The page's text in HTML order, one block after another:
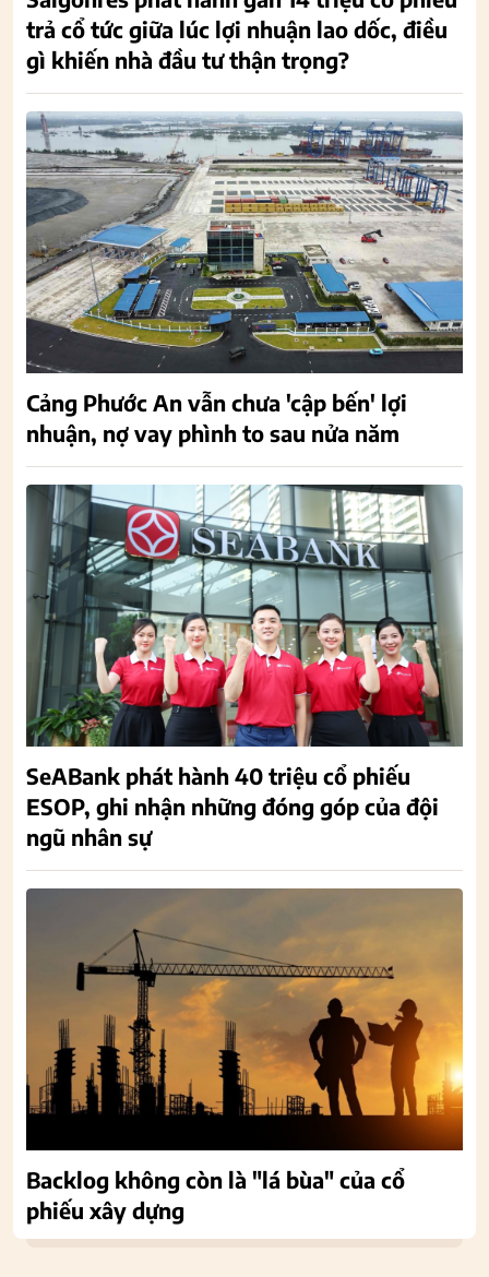
trả cổ tức giữa lúc lợi nhuận lao dốc, điều
gì khiến nhà đầu tư thận trọng?
Cảng Phước An vẫn chưa 'cập bến' lợi
nhuận, nợ vay phình to sau nửa năm
SeABank phát hành 40 triệu cổ phiếu
ESOP, ghi nhận những đóng góp của đội
ngũ nhân sự
Backlog không còn là "lá bùa" của cổ
phiếu xây dựng